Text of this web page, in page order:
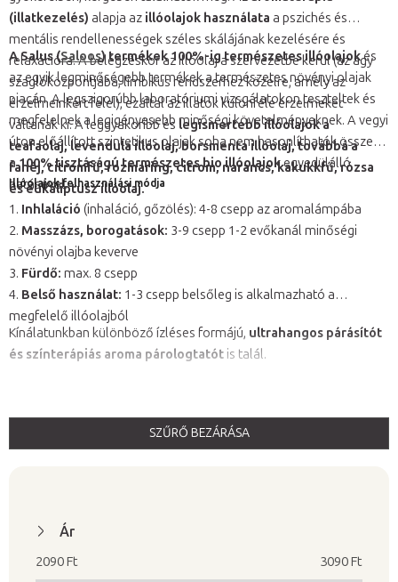
(illatkezelés) alapja az illóolajok használata a pszichés és
mentális rendellenességek széles skálájának kezelésére és
relaxációra. A belégzéskor az illóolaj a szervezetbe kerül (az agy
szaglóközpontjába, limbikus rendszerhez közelre, amely az
érzelmeinkért felel), ezáltal az illatok különféle érzelmeket
váltanak ki. A leggyakoribb és legismertebb illóolajok a
teafaolaj, levendula illóolaj, borsmenta illóolaj, továbbá a
fahéj, citromfű, rozmaring, citrom, narancs, kakukkfű, rózsa
és eukaliptusz illóolaj.
A Salus (Saloos)termékek100%-ig természetes illóolajokés
az egyik legminőségebb termékek a természetes növényi olajak
piacán. A legszigorúbb laboratóriumi vizsgálatokon teszteltek és
megfelelnek a legigényesebb minőségi követelményeknek. A vegyi
úton előállított szintetikus olajak soha nem hasonlíthatók össze
a100% tisztáságú természetes bio illóolajokegyedülálló
hatásával.
Illóolajok felhasználási módja
1. Inhlaláció (inhaláció, gőzölés): 4-8 csepp az aromalámpába
2. Masszázs, borogatások: 3-9 csepp 1-2 evőkanál minőségi
növényi olajba keverve
3. Fürdő: max. 8 csepp
4. Belső használat: 1-3 csepp belsőleg is alkalmazható a
megfelelő illóolajból
Kínálatunkban különböző ízléses formájú, ultrahangos párásítót
és színterápiás aroma párologtatót is talál.
SZŰRŐ BEZÁRÁSA
Ár
2090Ft 3090Ft